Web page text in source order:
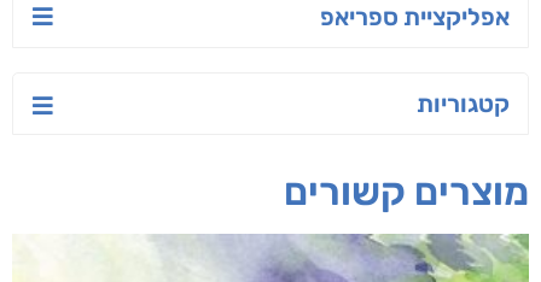
אפליקציית ספריאפ
קטגוריות
מוצרים קשורים